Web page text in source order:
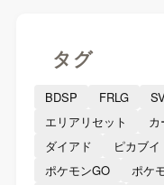
タグ
BDSP FRLG
エリアリセット
カ
ダイアド
ピカブイ
ポケモンGO
ポケ